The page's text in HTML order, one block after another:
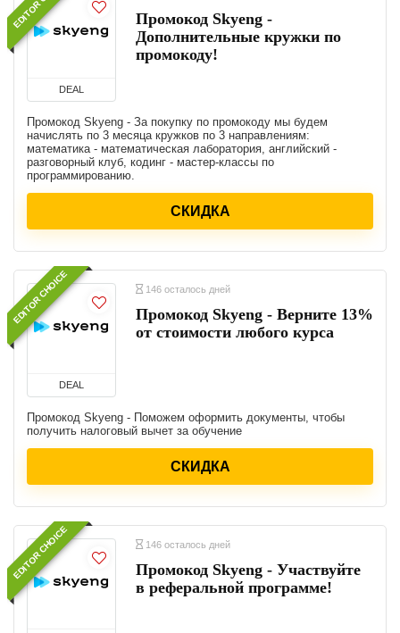
DEAL
Промокод Skyeng -
Дополнительные кружки по
промокоду!
Промокод Skyeng - За покупку по промокоду мы будем
начислять по 3 месяца кружков по 3 направлениям:
математика - математическая лаборатория, английский -
разговорный клуб, кодинг - мастер-классы по
программированию.
СКИДКА
EDITOR CHOICE
DEAL
146 осталось дней
Промокод Skyeng - Верните 13%
от стоимости любого курса
Промокод Skyeng - Поможем оформить документы, чтобы
получить налоговый вычет за обучение
СКИДКА
EDITOR CHOICE 146 осталось дней
Промокод Skyeng - Участвуйте
в реферальной программе!